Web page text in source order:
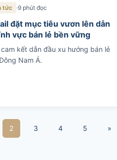
tức 9 phút đọc
đặt mục tiêu vươn lên dẫn
vực bán lẻ bền vững
cam kết dẫn đầu xu hướng bán lẻ
Nam Á.
2 3 4 5 »